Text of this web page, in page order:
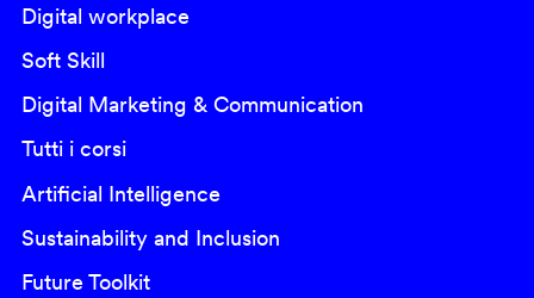
Digital workplace
Soft Skill
Digital Marketing & Communication
Tutti i corsi
Artificial Intelligence
Sustainability and Inclusion
Future Toolkit